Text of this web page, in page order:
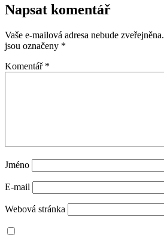
Napsat komentář
Vaše e-mailová adresa nebude zveřejněna.
jsou označeny *
Komentář *
Jméno
E-mail
Webová stránka